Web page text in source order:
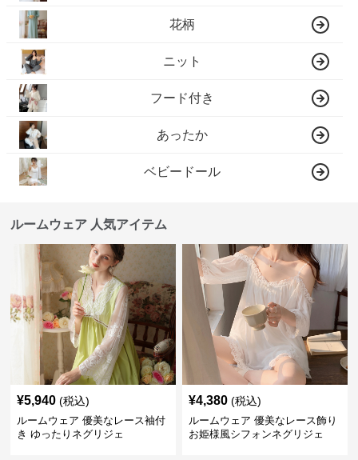
花柄
ニット
フード付き
あったか
ベビードール
ルームウェア 人気アイテム
¥5,940 (税込)
ルームウェア 優美なレース袖付
き ゆったりネグリジェ
¥4,380 (税込)
ルームウェア 優美なレース飾り
お姫様風シフォンネグリジェ